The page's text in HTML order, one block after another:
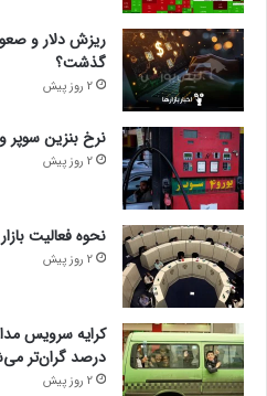
ریزش دلار و
گذشت؟
2 روز پیش
نرخ بنزین سوپر
2 روز پیش
نحوه فعالیت بازار
2 روز پیش
درصد گران‌تر
2 روز پیش